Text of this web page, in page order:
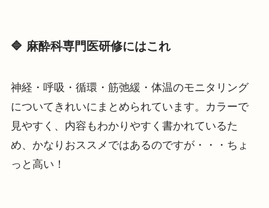
🔷 麻酔科専門医研修にはこれ
神経・呼吸・循環・筋弛緩・体温のモニタリング
についてきれいにまとめられています。カラーで
見やすく、内容もわかりやすく書かれているた
め、かなりおススメではあるのですが・・・ちょ
っと高い！